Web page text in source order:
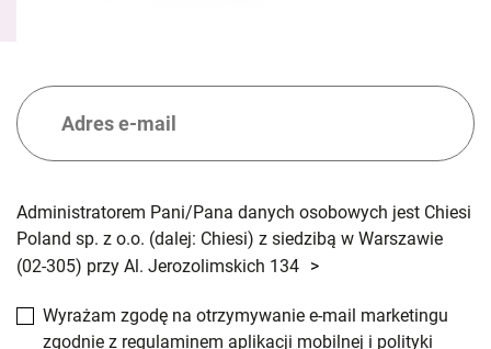
Administratorem Pani/Pana danych osobowych jest Chiesi
Poland sp. z o.o. (dalej: Chiesi) z siedzibą w Warszawie
(02-305) przy Al. Jerozolimskich 134 >
Wyrażam zgodę na otrzymywanie e-mail marketingu
zgodnie z regulaminem aplikacji mobilnej i polityki